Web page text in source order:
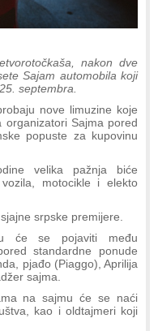
nakon dve
Sajam automobila koji
septembra.
nove limuzine koje
Sajma pored
popuste za kupovinu
velika pažnja biće
motocikle i elekto
srpske premijere.
će se pojaviti među
standardne ponude
pjađo (Piaggo), Aprilija
sajma.
na sajmu će se naći
kao i oldtajmeri koji